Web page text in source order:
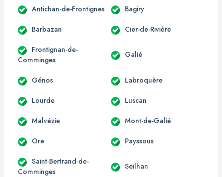
Antichan-de-Frontignes Bagiry
Barbazan Cier-de-Rivière
Frontignan-de-
Comminges
Galié
Génos Labroquère
Lourde Luscan
Malvézie Mont-de-Galié
Ore Payssous
Saint-Bertrand-de-
Comminges
Seilhan